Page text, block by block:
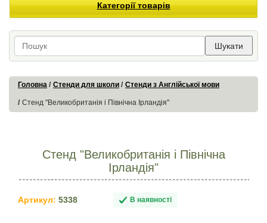
Категорії товарів
Шукати
Головна Стенди для школи Стенди з Англійської мови
Стенд "Великобританія і Північна Ірландія"
Стенд "Великобританія і Північна
Ірландія"
Артикул: 5338 В наявності